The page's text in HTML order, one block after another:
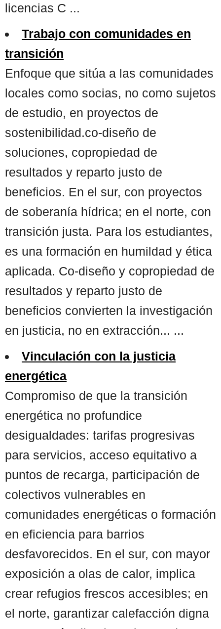
licencias C ...
Trabajo con comunidades en
transición
Enfoque que sitúa a las comunidades
locales como socias, no como sujetos
de estudio, en proyectos de
sostenibilidad.co-diseño de
soluciones, copropiedad de
resultados y reparto justo de
beneficios. En el sur, con proyectos
de soberanía hídrica; en el norte, con
transición justa. Para los estudiantes,
es una formación en humildad y ética
aplicada. Co-diseño y copropiedad de
resultados y reparto justo de
beneficios convierten la investigación
en justicia, no en extracción... ...
Vinculación con la justicia
energética
Compromiso de que la transición
energética no profundice
desigualdades: tarifas progresivas
para servicios, acceso equitativo a
puntos de recarga, participación de
colectivos vulnerables en
comunidades energéticas o formación
en eficiencia para barrios
desfavorecidos. En el sur, con mayor
exposición a olas de calor, implica
crear refugios frescos accesibles; en
el norte, garantizar calefacción digna